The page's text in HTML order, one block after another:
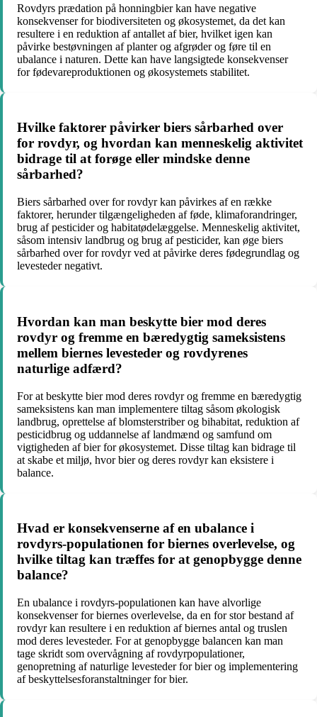
Rovdyrs prædation på honningbier kan have negative
konsekvenser for biodiversiteten og økosystemet, da det kan
resultere i en reduktion af antallet af bier, hvilket igen kan
påvirke bestøvningen af planter og afgrøder og føre til en
ubalance i naturen. Dette kan have langsigtede konsekvenser
for fødevareproduktionen og økosystemets stabilitet.
Hvilke faktorer påvirker biers sårbarhed over
for rovdyr, og hvordan kan menneskelig aktivitet
bidrage til at forøge eller mindske denne
sårbarhed?
Biers sårbarhed over for rovdyr kan påvirkes af en række
faktorer, herunder tilgængeligheden af føde, klimaforandringer,
brug af pesticider og habitatødelæggelse. Menneskelig aktivitet,
såsom intensiv landbrug og brug af pesticider, kan øge biers
sårbarhed over for rovdyr ved at påvirke deres fødegrundlag og
levesteder negativt.
Hvordan kan man beskytte bier mod deres
rovdyr og fremme en bæredygtig sameksistens
mellem biernes levesteder og rovdyrenes
naturlige adfærd?
For at beskytte bier mod deres rovdyr og fremme en bæredygtig
sameksistens kan man implementere tiltag såsom økologisk
landbrug, oprettelse af blomsterstriber og bihabitat, reduktion af
pesticidbrug og uddannelse af landmænd og samfund om
vigtigheden af bier for økosystemet. Disse tiltag kan bidrage til
at skabe et miljø, hvor bier og deres rovdyr kan eksistere i
balance.
Hvad er konsekvenserne af en ubalance i
rovdyrs-populationen for biernes overlevelse, og
hvilke tiltag kan træffes for at genopbygge denne
balance?
En ubalance i rovdyrs-populationen kan have alvorlige
konsekvenser for biernes overlevelse, da en for stor bestand af
rovdyr kan resultere i en reduktion af biernes antal og truslen
mod deres levesteder. For at genopbygge balancen kan man
tage skridt som overvågning af rovdyrpopulationer,
genopretning af naturlige levesteder for bier og implementering
af beskyttelsesforanstaltninger for bier.